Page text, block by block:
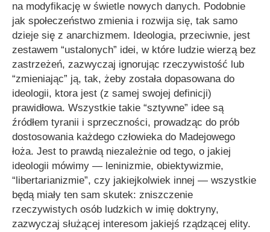
na modyfikację w świetle nowych danych. Podobnie
jak społeczeństwo zmienia i rozwija się, tak samo
dzieje się z anarchizmem. Ideologia, przeciwnie, jest
zestawem “ustalonych” idei, w które ludzie wierzą bez
zastrzeżeń, zazwyczaj ignorując rzeczywistość lub
“zmieniając” ją, tak, żeby została dopasowana do
ideologii, ktora jest (z samej swojej definicji)
prawidłowa. Wszystkie takie “sztywne” idee są
źródłem tyranii i sprzeczności, prowadząc do prób
dostosowania każdego człowieka do Madejowego
łoża. Jest to prawdą niezależnie od tego, o jakiej
ideologii mówimy — leninizmie, obiektywizmie,
“libertarianizmie”, czy jakiejkolwiek innej — wszystkie
będą miały ten sam skutek: zniszczenie
rzeczywistych osób ludzkich w imię doktryny,
zazwyczaj służącej interesom jakiejś rządzącej elity.